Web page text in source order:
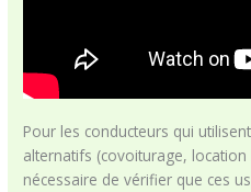
Pour les conducteurs qui
alternatifs (covoiturage,
nécessaire de vérifier que ces